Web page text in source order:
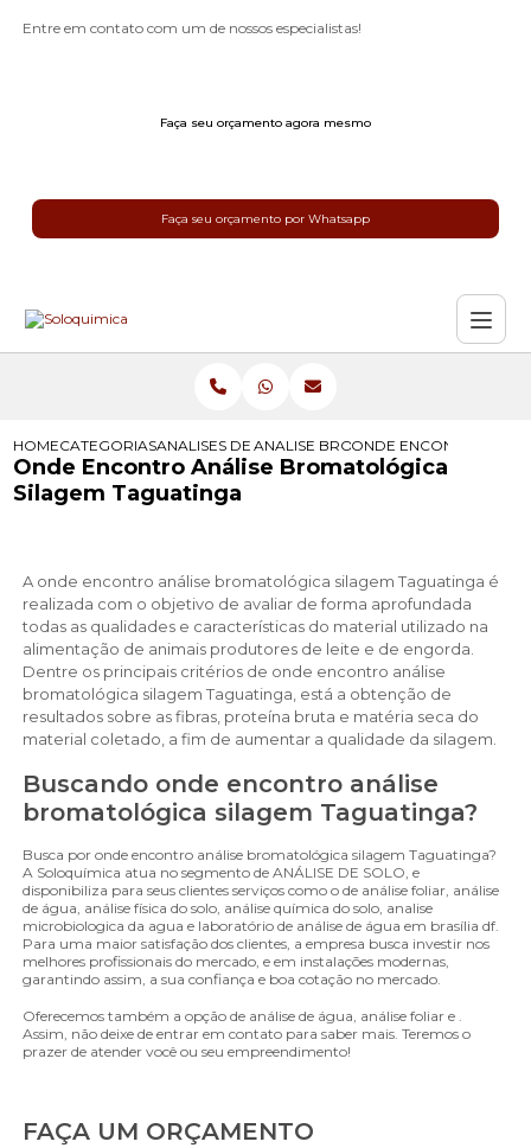
Entre em contato com um de nossos especialistas!
Faça seu orçamento agora mesmo
Faça seu orçamento por Whatsapp
HOMECATEGORIASANALISES DE SILAGEMANALISE BROMATOLOGICA SILAGEM
ONDE ENCONTRO
Onde Encontro Análise Bromatológica
Silagem Taguatinga
A onde encontro análise bromatológica silagem Taguatinga é
realizada com o objetivo de avaliar de forma aprofundada
todas as qualidades e características do material utilizado na
alimentação de animais produtores de leite e de engorda.
Dentre os principais critérios de onde encontro análise
bromatológica silagem Taguatinga, está a obtenção de
resultados sobre as fibras, proteína bruta e matéria seca do
material coletado, a fim de aumentar a qualidade da silagem.
Buscando onde encontro análise
bromatológica silagem Taguatinga?
Busca por onde encontro análise bromatológica silagem Taguatinga?
A Soloquímica atua no segmento de ANÁLISE DE SOLO, e
disponibiliza para seus clientes serviços como o de análise foliar, análise
de água, análise física do solo, análise química do solo, analise
microbiologica da agua e laboratório de análise de água em brasília df.
Para uma maior satisfação dos clientes, a empresa busca investir nos
melhores profissionais do mercado, e em instalações modernas,
garantindo assim, a sua confiança e boa cotação no mercado.
Oferecemos também a opção de análise de água, análise foliar e .
Assim, não deixe de entrar em contato para saber mais. Teremos o
prazer de atender você ou seu empreendimento!
FAÇA UM ORÇAMENTO